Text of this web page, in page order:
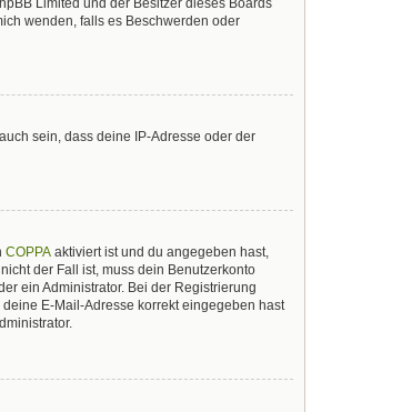
wenden, falls es Beschwerden oder
sein, dass deine IP-Adresse oder der
COPPA aktiviert ist und du angegeben hast,
der Fall ist, muss dein Benutzerkonto
ein Administrator. Bei der Registrierung
E-Mail-Adresse korrekt eingegeben hast